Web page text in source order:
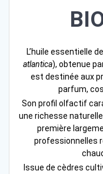
L’huile essentielle
atlantica), obtenue
est destinée aux
parfum,
Son profil olfactif
une richesse
première
professionnelles
Issue de cèdres